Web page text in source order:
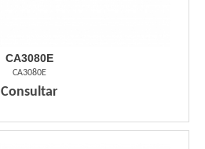
CA3080E
CA3080E
Consultar